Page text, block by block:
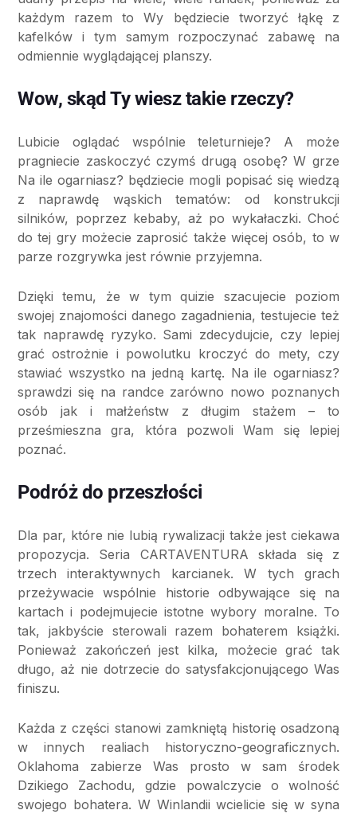
każdym razem to Wy będziecie tworzyć łąkę z
kafelków i tym samym rozpoczynać zabawę na
odmiennie wyglądającej planszy.
Wow, skąd Ty wiesz takie rzeczy?
Lubicie oglądać wspólnie teleturnieje? A może
pragniecie zaskoczyć czymś drugą osobę? W grze
Na ile ogarniasz? będziecie mogli popisać się wiedzą
z naprawdę wąskich tematów: od konstrukcji
silników, poprzez kebaby, aż po wykałaczki. Choć
do tej gry możecie zaprosić także więcej osób, to w
parze rozgrywka jest równie przyjemna.
Dzięki temu, że w tym quizie szacujecie poziom
swojej znajomości danego zagadnienia, testujecie też
tak naprawdę ryzyko. Sami zdecydujcie, czy lepiej
grać ostrożnie i powolutku kroczyć do mety, czy
stawiać wszystko na jedną kartę. Na ile ogarniasz?
sprawdzi się na randce zarówno nowo poznanych
osób jak i małżeństw z długim stażem – to
prześmieszna gra, która pozwoli Wam się lepiej
poznać.
Podróż do przeszłości
Dla par, które nie lubią rywalizacji także jest ciekawa
propozycja. Seria CARTAVENTURA składa się z
trzech interaktywnych karcianek. W tych grach
przeżywacie wspólnie historie odbywające się na
kartach i podejmujecie istotne wybory moralne. To
tak, jakbyście sterowali razem bohaterem książki.
Ponieważ zakończeń jest kilka, możecie grać tak
długo, aż nie dotrzecie do satysfakcjonującego Was
finiszu.
Każda z części stanowi zamkniętą historię osadzoną
w innych realiach historyczno-geograficznych.
Oklahoma zabierze Was prosto w sam środek
Dzikiego Zachodu, gdzie powalczycie o wolność
swojego bohatera. W Winlandii wcielicie się w syna